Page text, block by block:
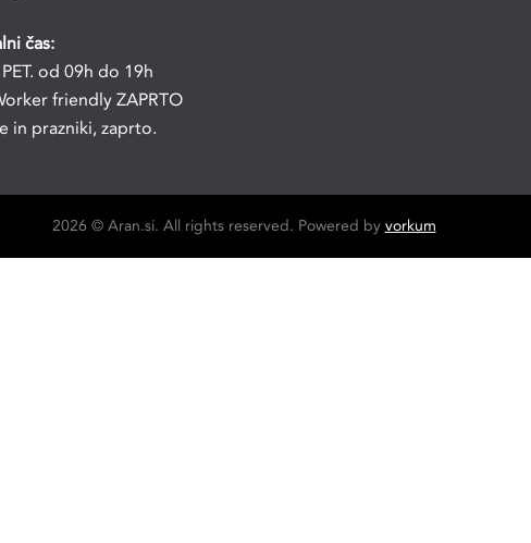
čas:
od 09h do 19h
friendly ZAPRTO
in prazniki, zaprto.
2026 © Aran.si. All rights reserved. Powered by vorkum